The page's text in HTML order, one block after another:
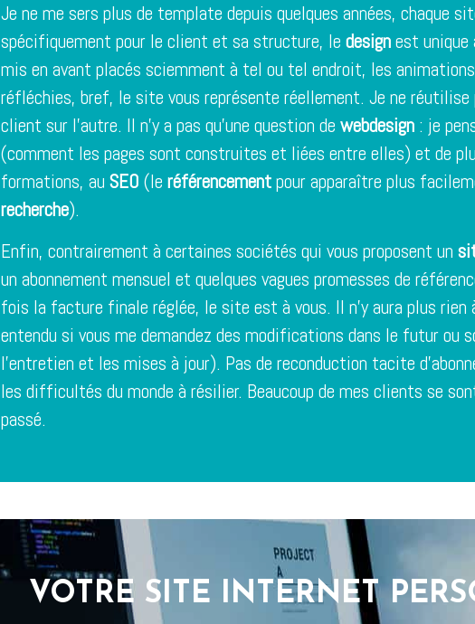
Je ne me sers plus de template depuis quelques années, chaque
spécifiquement pour le client et sa structure, ledesignest
mis en avant placés sciemment à tel ou tel endroit, les
réfléchies, bref, le site vous représente réellement. Je ne réutilise
client sur l’autre. Il n’y a pas qu’une question dewebdesign : je
(comment les pages sont construites et liées entre elles) et de
formations, auSEO (leréférencementpour apparaître plus
recherche).
Enfin, contrairement à certaines sociétés qui vous proposent un
un abonnement mensuel et quelques vagues promesses de
fois la facture finale réglée, le site est à vous. Il n’y aura plus rien
entendu si vous me demandez des modifications dans le futur ou
l’entretien et les mises à jour). Pas de reconduction tacite
les difficultés du monde à résilier. Beaucoup de mes clients se
passé.
VOTRE SITE INTERNET